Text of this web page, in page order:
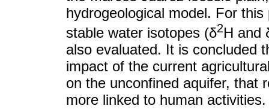
hydrogeological model. For
stable water isotopes (δ2H and
also evaluated. It is concluded
impact of the current
on the unconfined aquifer, that
more linked to human activities.